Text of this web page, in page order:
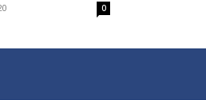
0